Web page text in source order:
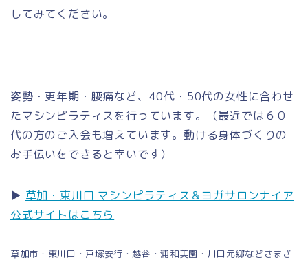
してみてください。
姿勢・更年期・腰痛など、40代・50代の女性に合わせ
たマシンピラティスを行っています。（最近では６０
代の方のご入会も増えています。動ける身体づくりの
お手伝いをできると幸いです）
▶ 草加・東川口 マシンピラティス＆ヨガサロンナイア
公式サイトはこちら
草加市・東川口・戸塚安行・越谷・浦和美園・川口元郷などさまざ